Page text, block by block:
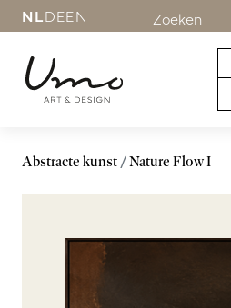
NLDEEN Zoeken
Abstracte kunst Nature Flow I